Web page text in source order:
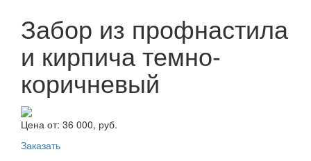
Забор из профнастила
и кирпича темно-
коричневый
Цена от: 36 000, руб.
Заказать